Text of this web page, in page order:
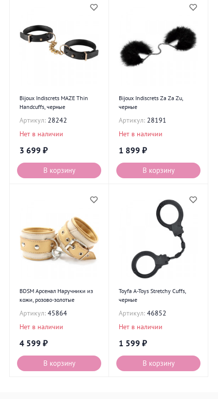
Bijoux Indiscrets MAZE Thin
Handcuffs, черные
Артикул: 28242
Нет в наличии
3 699 ₽
В корзину
Bijoux Indiscrets Za Za Zu,
черные
Артикул: 28191
Нет в наличии
1 899 ₽
В корзину
BDSM Арсенал Наручники из
кожи, розово-золотые
Артикул: 45864
Нет в наличии
4 599 ₽
В корзину
Toyfa A-Toys Stretchy Cuffs,
черные
Артикул: 46852
Нет в наличии
1 599 ₽
В корзину